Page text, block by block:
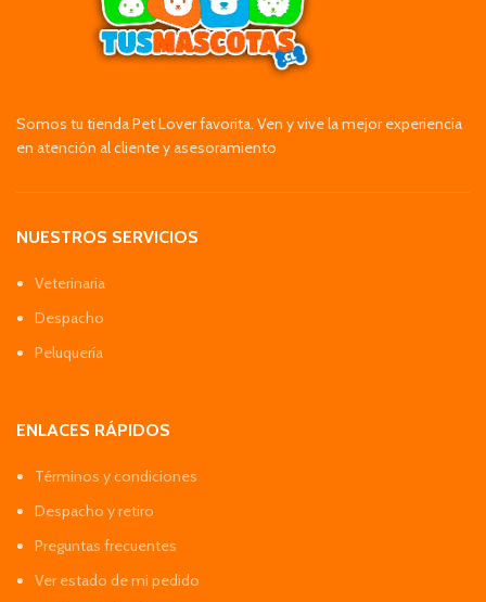
Somos tu tienda Pet Lover favorita. Ven y vive la mejor experiencia
en atención al cliente y asesoramiento
NUESTROS SERVICIOS
Veterinaria
Despacho
Peluquería
ENLACES RÁPIDOS
Términos y condiciones
Despacho y retiro
Preguntas frecuentes
Ver estado de mi pedido